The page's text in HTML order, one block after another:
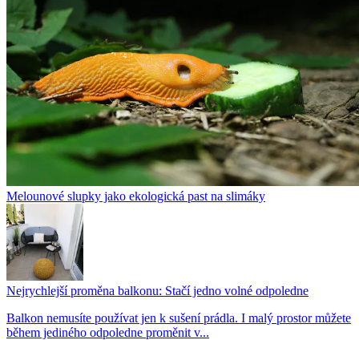
Melounové slupky jako ekologická past na slimáky
Nejrychlejší proměna balkonu: Stačí jedno volné odpoledne
Balkon nemusíte používat jen k sušení prádla. I malý prostor můžete
během jediného odpoledne proměnit v...